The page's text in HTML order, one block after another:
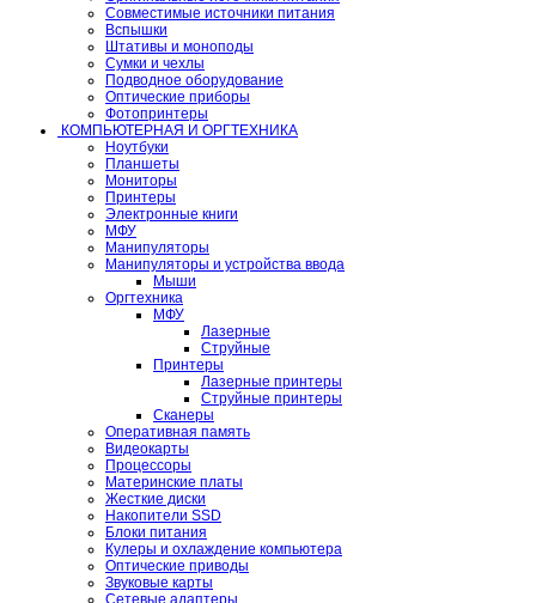
Совместимые источники питания
Вспышки
Штативы и моноподы
Сумки и чехлы
Подводное оборудование
Оптические приборы
Фотопринтеры
КОМПЬЮТЕРНАЯ И ОРГТЕХНИКА
Ноутбуки
Планшеты
Мониторы
Принтеры
Электронные книги
МФУ
Манипуляторы
Манипуляторы и устройства ввода
Мыши
Оргтехника
МФУ
Лазерные
Струйные
Принтеры
Лазерные принтеры
Струйные принтеры
Сканеры
Оперативная память
Видеокарты
Процессоры
Материнские платы
Жесткие диски
Накопители SSD
Блоки питания
Кулеры и охлаждение компьютера
Оптические приводы
Звуковые карты
Сетевые адаптеры